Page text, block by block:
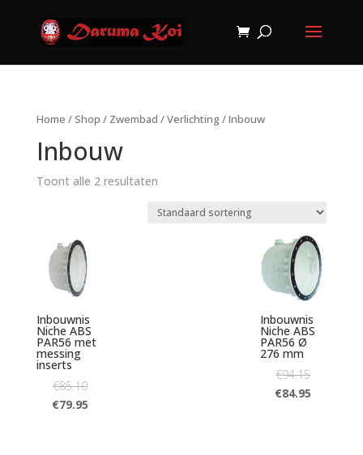
Home /Shop / Zwembad /Verlichting / Inbouw
Inbouw
Toont alle 2 resultaten
Inbouwnis
Niche ABS
PAR56 met
messing
inserts
€85.10
€79.95
Inbouwnis
Niche ABS
PAR56 Ø
276 mm
€94.15
€84.95